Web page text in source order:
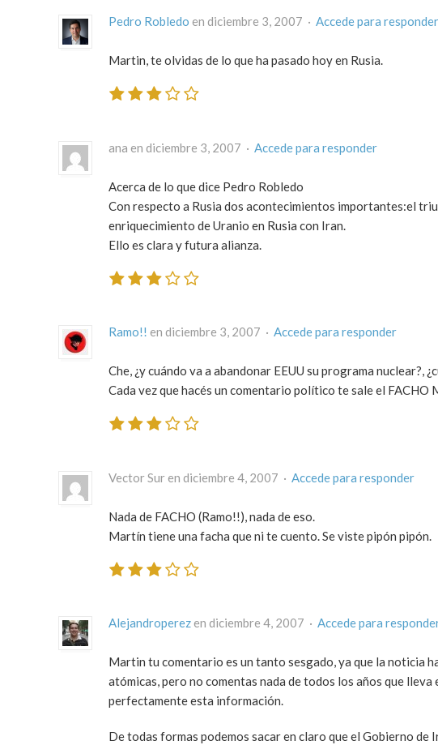
Pedro Robledo en diciembre 3, 2007 · Accede para responder
Martin, te olvidas de lo que ha pasado hoy en Rusia.
ana en diciembre 3, 2007 · Accede para responder
Acerca de lo que dice Pedro Robledo
Con respecto a Rusia dos acontecimientos importantes:el
enriquecimiento de Uranio en Rusia con Iran.
Ello es clara y futura alianza.
Ramo!! en diciembre 3, 2007 · Accede para responder
Che, ¿y cuándo va a abandonar EEUU su programa nuclear?,
Cada vez que hacés un comentario político te sale el
Vector Sur en diciembre 4, 2007 · Accede para responder
Nada de FACHO (Ramo!!), nada de eso.
Martín tiene una facha que ni te cuento. Se viste pipón pipón.
Alejandroperez en diciembre 4, 2007 · Accede para
Martin tu comentario es un tanto sesgado, ya que la noticia
atómicas, pero no comentas nada de todos los años que
perfectamente esta información.
De todas formas podemos sacar en claro que el Gobierno de